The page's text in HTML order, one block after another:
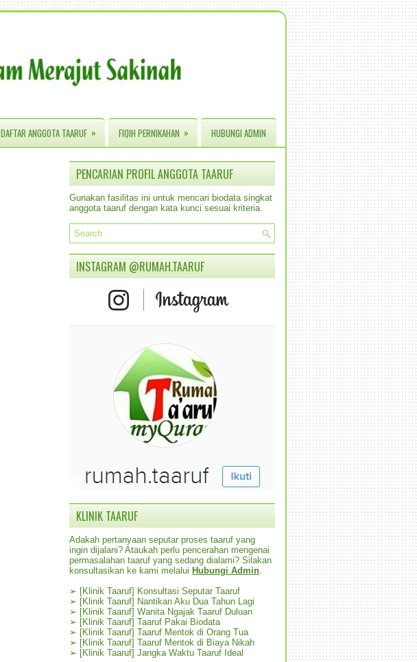
DAFTAR ANGGOTA TAARUF » FIQIH PERNIKAHAN » HUBUNGI ADMIN
PENCARIAN PROFIL ANGGOTA TAARUF
Gunakan fasilitas ini untuk mencari biodata singkat
anggota taaruf dengan kata kunci sesuai kriteria.
INSTAGRAM @RUMAH.TAARUF
KLINIK TAARUF
Adakah pertanyaan seputar proses taaruf yang
ingin dijalani? Ataukah perlu pencerahan mengenai
permasalahan taaruf yang sedang dialami? Silakan
konsultasikan ke kami melalui Hubungi Admin
➢ [Klinik Taaruf] Konsultasi Seputar Taaruf
➢ [Klinik Taaruf] Nantikan Aku Dua Tahun Lagi
➢ [Klinik Taaruf] Wanita Ngajak Taaruf Duluan
➢ [Klinik Taaruf] Taaruf Pakai Biodata
➢ [Klinik Taaruf] Taaruf Mentok di Orang Tua
➢ [Klinik Taaruf] Taaruf Mentok di Biaya Nikah
➢ [Klinik Taaruf] Jangka Waktu Taaruf Ideal